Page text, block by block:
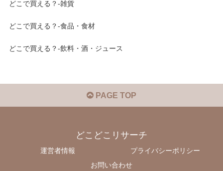
どこで買える？-雑貨
どこで買える？-食品・食材
どこで買える？-飲料・酒・ジュース
PAGE TOP
どこどこリサーチ
運営者情報
プライバシーポリシー
お問い合わせ